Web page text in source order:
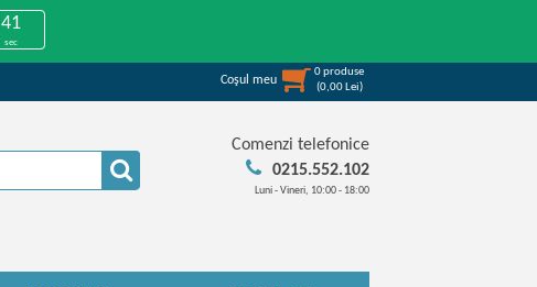
41
sec
Coşul meu
0produse
(0,00 Lei)
Comenzi telefonice
0215.552.102
Luni - Vineri, 10:00 - 18:00